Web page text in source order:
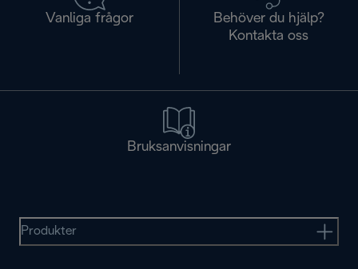
Vanliga frågor
Behöver du hjälp?
Kontakta oss
Bruksanvisningar
Produkter